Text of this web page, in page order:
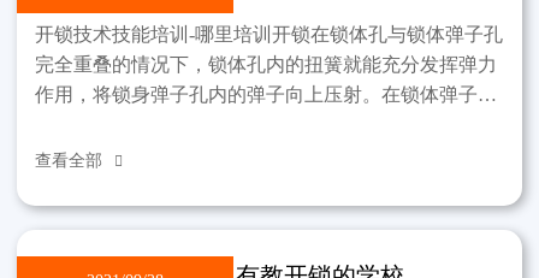
开锁技术技能培训-哪里培训开锁在锁体孔与锁体弹子孔
完全重叠的情况下，锁体孔内的扭簧就能充分发挥弹力
作用，将锁身弹子孔内的弹子向上压射。在锁体弹子孔
在同一
查看全部 